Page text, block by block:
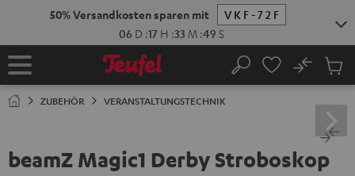
50% Versandkosten sparen mit
VKF-72F
06 D :17 H :33 M :49 S
Startseite Suche
No
ZUBEHÖR VERANSTALTUNGSTECHNIK
beamZ Magic1 Derby Stroboskop